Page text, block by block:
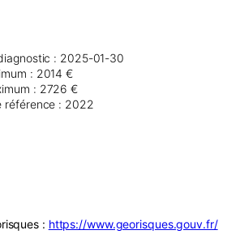
: 2025-01-30
: 2014 €
: 2726 €
référence : 2022
: https://www.georisques.gouv.fr/